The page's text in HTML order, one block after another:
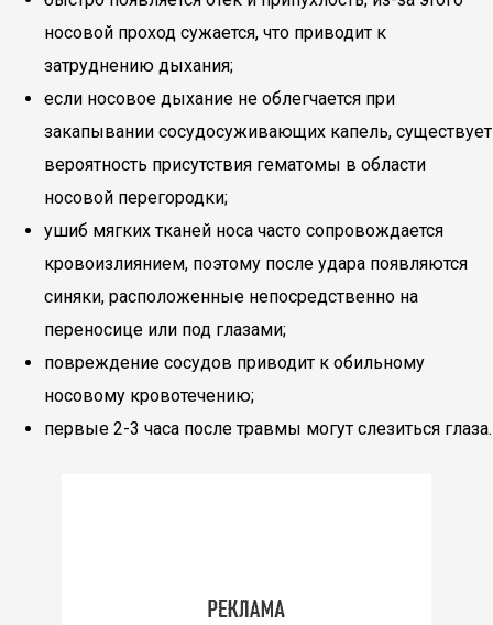
носовой проход сужается, что приводит к
затруднению дыхания;
если носовое дыхание не облегчается при
закапывании сосудосуживающих капель, существует
вероятность присутствия гематомы в области
носовой перегородки;
ушиб мягких тканей носа часто сопровождается
кровоизлиянием, поэтому после удара появляются
синяки, расположенные непосредственно на
переносице или под глазами;
повреждение сосудов приводит к обильному
носовому кровотечению;
первые 2-3 часа после травмы могут слезиться глаза.